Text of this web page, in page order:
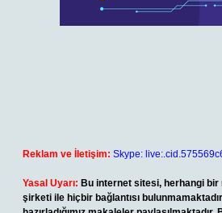
Reklam ve İletişim: Skype:
Yasal Uyarı: Bu internet sitesi, herhangi
şirketi ile hiçbir bağlantısı